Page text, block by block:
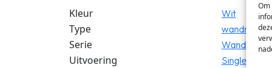
Kleur Wit
Type wandmodel
Serie Wand
Uitvoering Single split